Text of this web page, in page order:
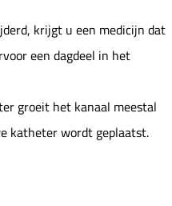
krijgt u een medicijn dat
een dagdeel in het
groeit het kanaal meestal
katheter wordt geplaatst.